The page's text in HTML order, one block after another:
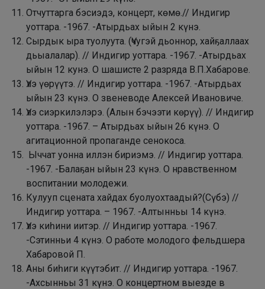
Отчуттарга бэсиэдэ, концерт, көмө.// Индигир
уоттара. -1967. -Атырдьах ыйын 2 күнэ.
Сырдык ыра туолуута. (Үчугэй дьоннор, хайҕаллаах
дьыалалар). // Индигир уоттара. -1967. -Атырдьах
ыйын 12 кунэ. О шашисте 2 разряда В.П.Хабарове.
Үлэ үөрүүтэ. // Индигир уоттара. -1967. -Атырдьах
ыйын 23 күнэ. О звеневоде Алексей Ивановиче.
Үлэ сиэркилэлэрэ. (Алын бэчээти көрүү). // Индигир
уоттара. -1967. – Атырдьах ыйын 26 күнэ. О
агитационной пропаганде сенокоса.
Ыччат уонна иллэн бириэмэ. // Индигир уоттара.
-1967. -Балаҕан ыйын 23 күнэ. О нравственном
воспитании молодежи.
Кулууп сцената хайдах буолуохтаадый?(Сүбэ) //
Индигир уоттара. – 1967. -Алтынньы 14 күнэ.
Үлэ киһини иитэр. // Индигир уоттара. -1967.
-Сэтинньи 4 күнэ. О работе молодого фельдшера
Хабаровой П.
Аны биһиги күүтэбит. // Индигир уоттара. -1967.
-Ахсынньы 31 күнэ. О концертном выезде в